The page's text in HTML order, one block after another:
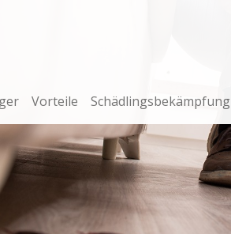
Vorteile Schädlingsbekämpfung